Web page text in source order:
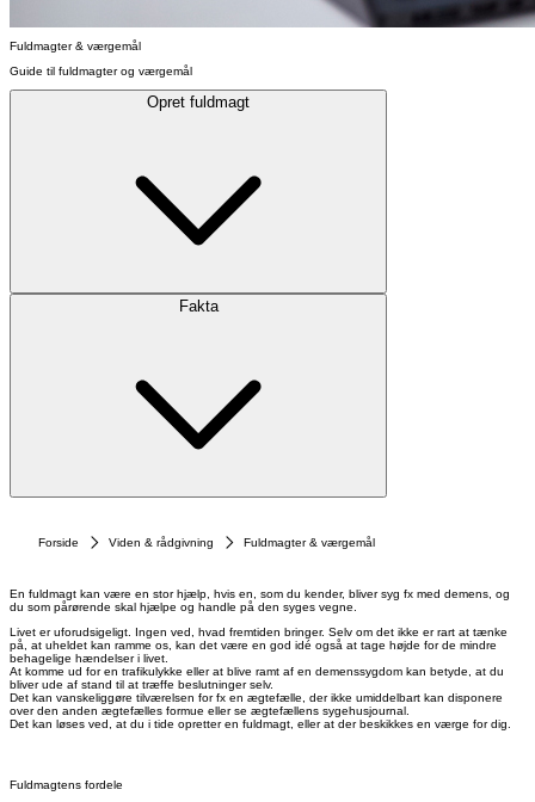
Fuldmagter & værgemål
Guide til fuldmagter og værgemål
Opret fuldmagt
Fakta
Forside Viden & rådgivning Fuldmagter & værgemål
En fuldmagt kan være en stor hjælp, hvis en, som du kender, bliver syg fx med demens, og
du som pårørende skal hjælpe og handle på den syges vegne.
Livet er uforudsigeligt. Ingen ved, hvad fremtiden bringer. Selv om det ikke er rart at tænke
på, at uheldet kan ramme os, kan det være en god idé også at tage højde for de mindre
behagelige hændelser i livet.
At komme ud for en trafikulykke eller at blive ramt af en demenssygdom kan betyde, at du
bliver ude af stand til at træffe beslutninger selv.
Det kan vanskeliggøre tilværelsen for fx en ægtefælle, der ikke umiddelbart kan disponere
over den anden ægtefælles formue eller se ægtefællens sygehusjournal.
Det kan løses ved, at du i tide opretter en fuldmagt, eller at der beskikkes en værge for dig.
Fuldmagtens fordele